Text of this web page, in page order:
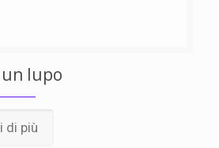
lupo
di più